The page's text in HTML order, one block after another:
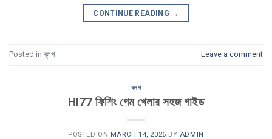
CONTINUE READING →
Posted inব্লগ Leave a comment
ব্লগ
HI77 ফিশিং গেম খেলার সহজ গাইড
POSTED ON MARCH 14, 2026 BY ADMIN